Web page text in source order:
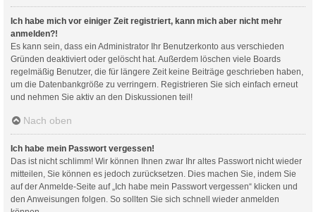
Ich habe mich vor einiger Zeit registriert, kann mich aber nicht mehr
anmelden?!
Es kann sein, dass ein Administrator Ihr Benutzerkonto aus verschieden
Gründen deaktiviert oder gelöscht hat. Außerdem löschen viele Boards
regelmäßig Benutzer, die für längere Zeit keine Beiträge geschrieben haben,
um die Datenbankgröße zu verringern. Registrieren Sie sich einfach erneut
und nehmen Sie aktiv an den Diskussionen teil!
Nach oben
Ich habe mein Passwort vergessen!
Das ist nicht schlimm! Wir können Ihnen zwar Ihr altes Passwort nicht wieder
mitteilen, Sie können es jedoch zurücksetzen. Dies machen Sie, indem Sie
auf der Anmelde-Seite auf „Ich habe mein Passwort vergessen“ klicken und
den Anweisungen folgen. So sollten Sie sich schnell wieder anmelden